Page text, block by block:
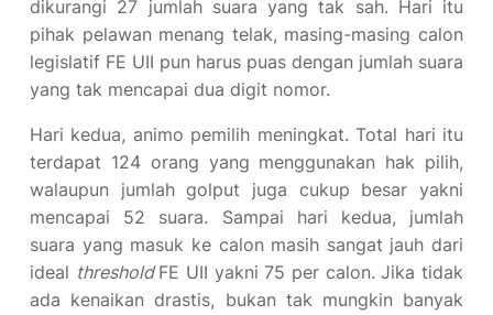
dikurangi 27 jumlah suara yang tak sah. Hari itu
pihak pelawan menang telak, masing-masing calon
legislatif FE UII pun harus puas dengan jumlah suara
yang tak mencapai dua digit nomor.
Hari kedua, animo pemilih meningkat. Total hari itu
terdapat 124 orang yang menggunakan hak pilih,
walaupun jumlah golput juga cukup besar yakni
mencapai 52 suara. Sampai hari kedua, jumlah
suara yang masuk ke calon masih sangat jauh dari
ideal thresholdFE UII yakni 75 per calon. Jika tidak
ada kenaikan drastis, bukan tak mungkin banyak